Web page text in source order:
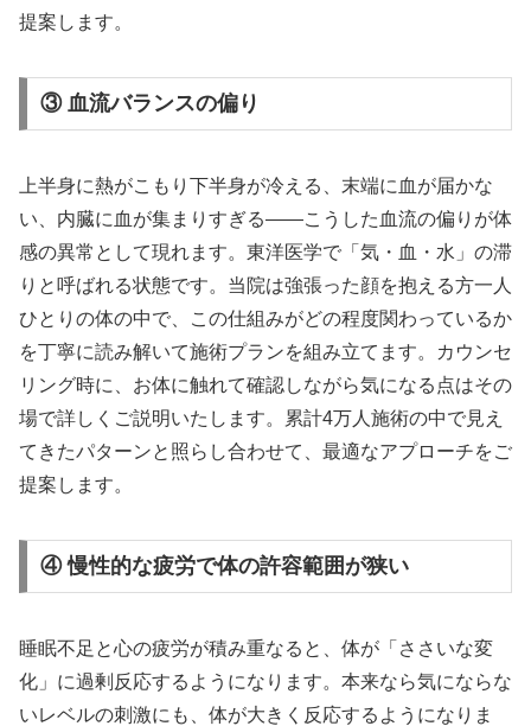
提案します。
③ 血流バランスの偏り
上半身に熱がこもり下半身が冷える、末端に血が届かな
い、内臓に血が集まりすぎる——こうした血流の偏りが体
感の異常として現れます。東洋医学で「気・血・水」の滞
りと呼ばれる状態です。当院は強張った顔を抱える方一人
ひとりの体の中で、この仕組みがどの程度関わっているか
を丁寧に読み解いて施術プランを組み立てます。カウンセ
リング時に、お体に触れて確認しながら気になる点はその
場で詳しくご説明いたします。累計4万人施術の中で見え
てきたパターンと照らし合わせて、最適なアプローチをご
提案します。
④ 慢性的な疲労で体の許容範囲が狭い
睡眠不足と心の疲労が積み重なると、体が「ささいな変
化」に過剰反応するようになります。本来なら気にならな
いレベルの刺激にも、体が大きく反応するようになりま